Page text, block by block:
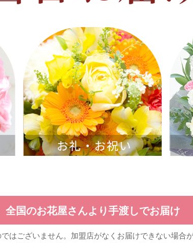
全国のお花屋さんより手渡しでお届け
はございません。加盟店がなくお届けできない場合が